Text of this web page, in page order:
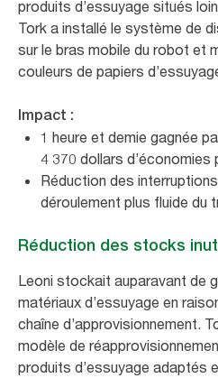
produits d’essuyage situés
Tork a installé le système de
sur le bras mobile du robot et
couleurs de papiers
Impact :
1 heure et demie gagnée
4 370 dollars d’économies
Réduction des
déroulement plus fluide du
Réduction des stocks
Leoni stockait auparavant de
matériaux d’essuyage en
chaîne d’approvisionnement.
modèle de
produits d’essuyage adaptés